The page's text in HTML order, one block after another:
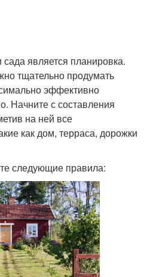
является планировка.
тщательно продумать
эффективно
Начните с составления
на ней все
как дом, терраса, дорожки
следующие правила: